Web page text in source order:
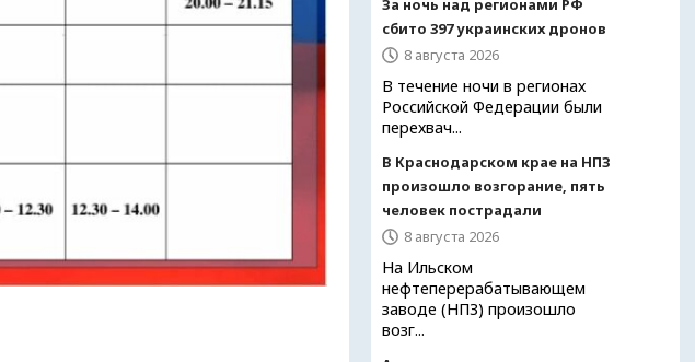
За ночь над регионами РФ
сбито 397 украинских дронов
8 августа 2026
В течение ночи в регионах
Российской Федерации были
перехвач...
В Краснодарском крае на НПЗ
произошло возгорание, пять
человек пострадали
8 августа 2026
На Ильском
нефтеперерабатывающем
заводе (НПЗ) произошло
возг...